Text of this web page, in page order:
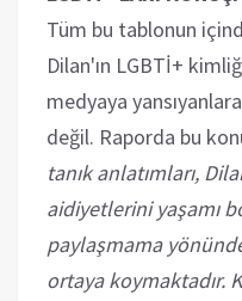
Tüm bu tablonun
Dilan'ın LGBTİ+
medyaya
değil. Raporda bu
tanık anlatımları,
aidiyetlerini yaşamı
paylaşmama
ortaya koymaktadır.